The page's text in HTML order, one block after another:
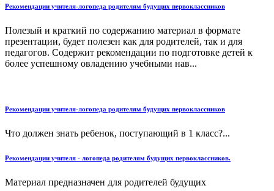
Рекомендации учителя-логопеда родителям будущих первоклассников
Полезый и краткий по содержанию материал в формате
презентации, будет полезен как для родителей, так и для
педагогов. Содержит рекомендации по подготовке детей к
более успешному овладению учебными нав...
Рекомендации учителя-логопеда родителям будущих первоклассников
Что должен знать ребенок, поступающий в 1 класс?...
Рекомендации учителя - логопеда родителям будущих первоклассников.
Материал предназначен для родителей будущих